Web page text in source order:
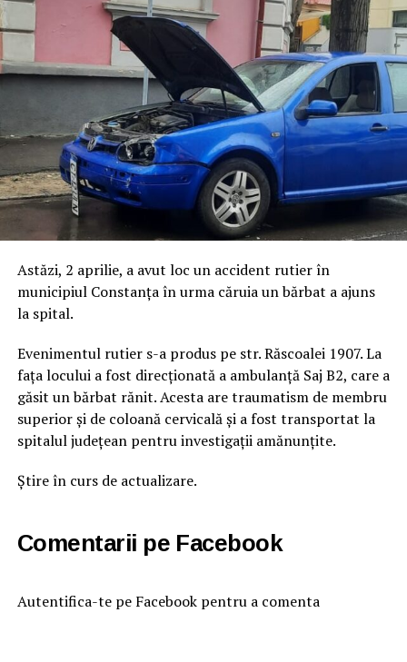
Astăzi, 2 aprilie, a avut loc un accident rutier în
municipiul Constanța în urma căruia un bărbat a ajuns
la spital.
Evenimentul rutier s-a produs pe str. Răscoalei 1907. La
fața locului a fost direcționată a ambulanță Saj B2, care a
găsit un bărbat rănit. Acesta are traumatism de membru
superior și de coloană cervicală și a fost transportat la
spitalul județean pentru investigații amănunțite.
Știre în curs de actualizare.
Comentarii pe Facebook
Autentifica-te pe Facebook pentru a comenta